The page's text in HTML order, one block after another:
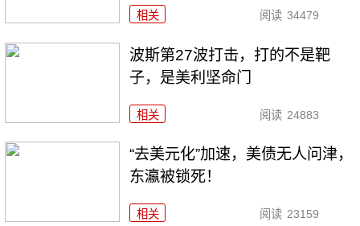
相关 阅读 34479
波斯第27波打击，打的不是靶
子，是美利坚命门
相关 阅读 24883
“去美元化”加速，美债无人问津，
东瀛被锁死！
相关 阅读 23159